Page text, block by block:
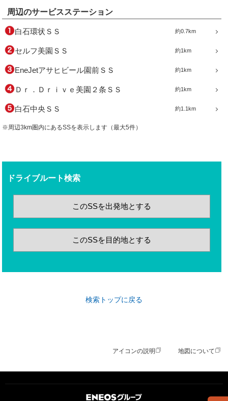
周辺のサービスステーション
約0.7km
白石環状ＳＳ
約1km
セルフ美園ＳＳ
約1km
EneJetアサヒビール園前ＳＳ
約1km
Ｄｒ．Ｄｒｉｖｅ美園２条ＳＳ
約1.1km
白石中央ＳＳ
※周辺3km圏内にあるSSを表示します（最大5件）
ドライブルート検索
このSSを出発地とする
このSSを目的地とする
検索トップに戻る
アイコンの説明 地図について